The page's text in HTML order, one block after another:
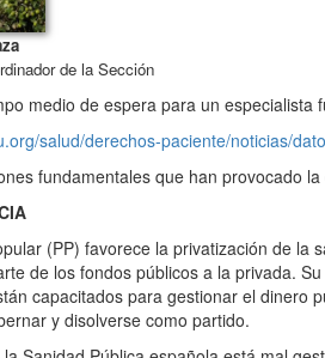
de la Sección
medio de espera para un
salud/derechos-paciente/noticias/
fundamentales que han provocado
(PP) favorece la privatización de la
de los fondos públicos a la privada.
capacitados para gestionar el dinero
y disolverse como partido.